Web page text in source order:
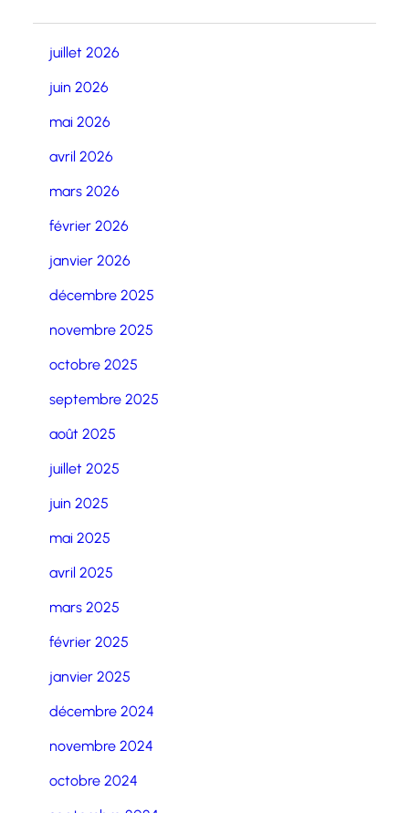
juillet 2026
juin 2026
mai 2026
avril 2026
mars 2026
février 2026
janvier 2026
décembre 2025
novembre 2025
octobre 2025
septembre 2025
août 2025
juillet 2025
juin 2025
mai 2025
avril 2025
mars 2025
février 2025
janvier 2025
décembre 2024
novembre 2024
octobre 2024